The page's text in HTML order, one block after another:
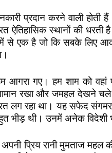
प्रदान करने वाली होती
ऐतिहासिक स्थानों की
से एक है जो कि सबके लिए
आगरा गए। हम शाम को
रखा और जमहल देखने
लग रहा था। यह सफेद
भीड़ थी। उनमें अनेक विदेशी
प्रिय रानी मुमताज महल